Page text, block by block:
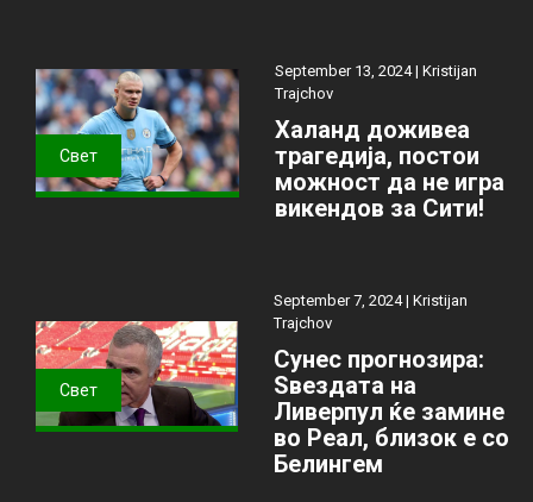
Свет
September 13, 2024 | Kristijan
Trajchov
Халанд доживеа
трагедија, постои
можност да не игра
викендов за Сити!
Свет
September 7, 2024 | Kristijan
Trajchov
Сунес прогнозира:
Ѕвездата на
Ливерпул ќе замине
во Реал, близок е со
Белингем